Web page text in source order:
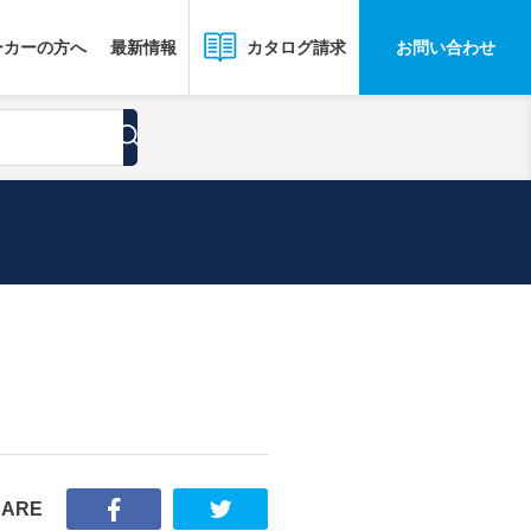
ーの方へ 最新情報 カタログ請求 お問い合わせ